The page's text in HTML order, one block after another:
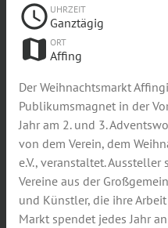
schedule UHRZEIT
Ganztägig
map ORT
Affing
Der Weihnachtsmarkt
Publikumsmagnet in der
Jahr am 2. und 3.
von dem Verein, dem
e.V., veranstaltet.
Vereine aus der
und Künstler, die ihre
Markt spendet jedes Jahr